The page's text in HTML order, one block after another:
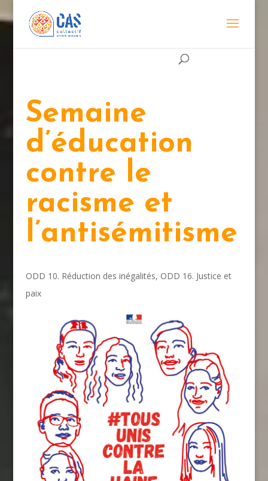
Semaine
d’éducation
contre le
racisme et
l’antisémitisme
ODD 10. Réduction des inégalités, ODD 16. Justice et
paix